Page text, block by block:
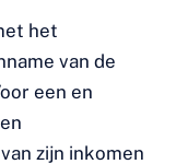
het
van de
een en
zijn inkomen